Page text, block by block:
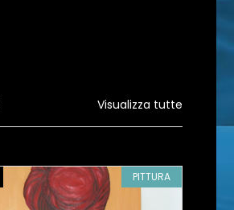
Visualizza tutte
PITTURA